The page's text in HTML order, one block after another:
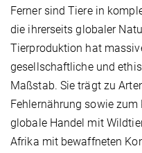
Ferner sind Tiere in
die ihrerseits globaler
Tierproduktion hat
gesellschaftliche und
Maßstab. Sie trägt zu
Fehlernährung sowie
globale Handel mit
Afrika mit bewaffneten